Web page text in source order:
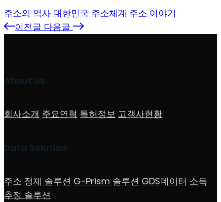
주소의 역사 대한민국 주소체계 주소 이야기
이전글 다음글
About us
회사소개 주요연혁 특허정보 고객사현황
Data Solution
주소 정제 솔루션 G-Prism 솔루션 GDS데이터 소득
추정 솔루션